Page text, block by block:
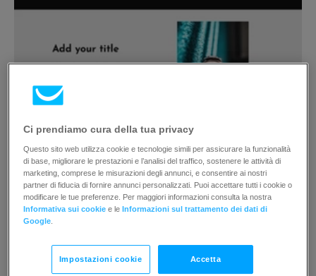
Ci prendiamo cura della tua privacy
Questo sito web utilizza cookie e tecnologie simili per assicurare la funzionalità
di base, migliorare le prestazioni e l’analisi del traffico, sostenere le attività di
marketing, comprese le misurazioni degli annunci, e consentire ai nostri
partner di fiducia di fornire annunci personalizzati. Puoi accettare tutti i cookie o
modificare le tue preferenze. Per maggiori informazioni consulta la nostra
Informativa sui cookie e leInformazioni sul trattamento dei dati di
Google
Impostazioni cookie Accetta